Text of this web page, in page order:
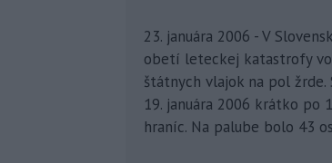
23. januára 2006 - V
obetí leteckej katastrofy
štátnych vlajok na pol žrde.
19. januára 2006 krátko
hraníc. Na palube bolo 43